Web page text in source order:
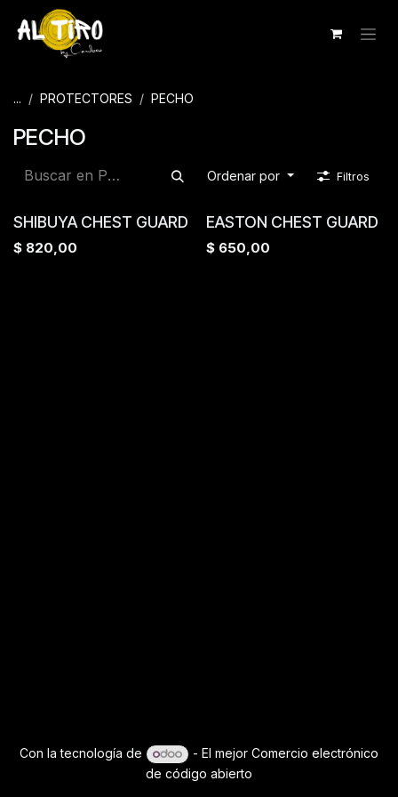
Ir al contenido
... PROTECTORES PECHO
PECHO
Ordenar por Filtros
SHIBUYA CHEST GUARD
$ 820,00
EASTON CHEST GUARD
$ 650,00
Con la tecnología de - El mejor Comercio electrónico
de código abierto